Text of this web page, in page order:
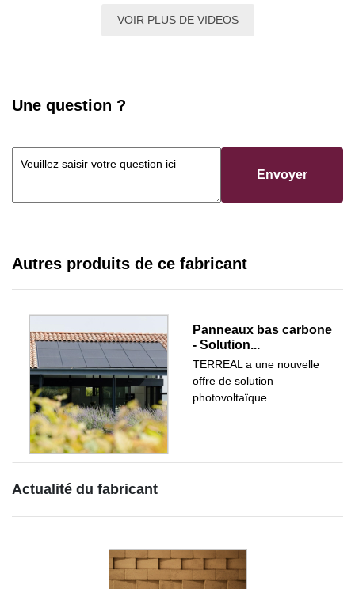
VOIR PLUS DE VIDEOS
Une question ?
Envoyer
Autres produits de ce fabricant
Panneaux bas carbone
- Solution...
TERREAL a une nouvelle
offre de solution
photovoltaïque...
Actualité du fabricant